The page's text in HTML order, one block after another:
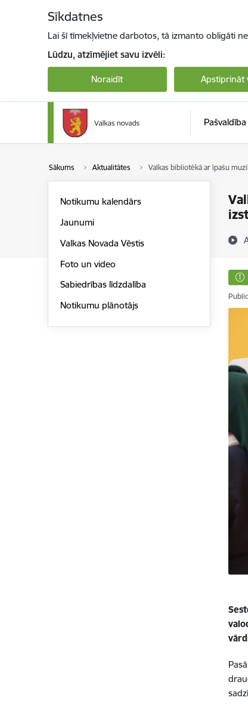
Sīkdatnes
Lai šī tīmekļvietne darbotos, tā izmanto obligāti
Lūdzu, atzīmējiet savu izvēli:
Noraidīt Apstiprināt
Pašvaldība
Sākums Aktualitātes Valkas bibliotēkā ar īpašu
Notikumu kalendārs
Jaunumi
Valkas Novada Vēstis
Foto un video
Sabiedrības līdzdalība
Notikumu plānotājs